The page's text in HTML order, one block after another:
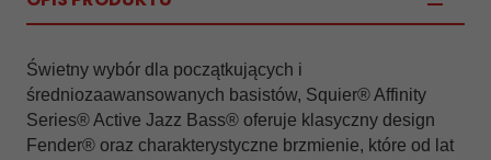
Świetny wybór dla początkujących i
średniozaawansowanych basistów, Squier® Affinity
Series® Active Jazz Bass® oferuje klasyczny design
Fender® oraz charakterystyczne brzmienie, które od lat